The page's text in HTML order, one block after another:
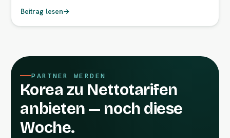
Beitrag lesen→
PARTNER WERDEN
Korea zu Nettotarifen
anbieten — noch diese
Woche.